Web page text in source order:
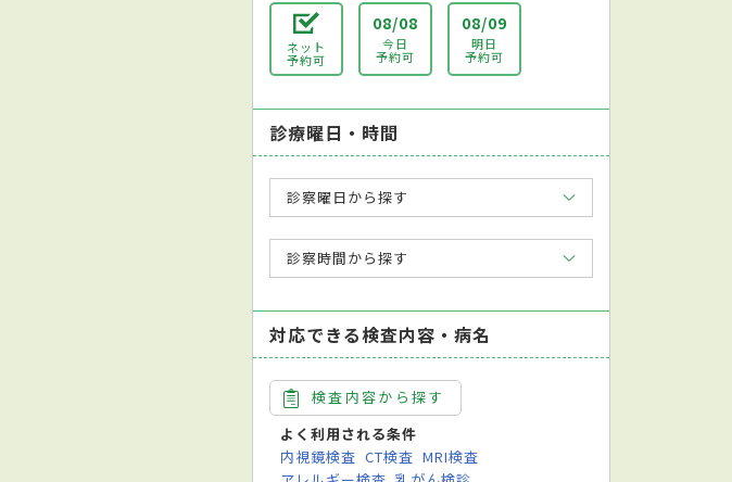
ネット
予約可
08/08
今日
予約可
08/09
明日
予約可
診療曜日・時間
診察曜日から探す
診察時間から探す
対応できる検査内容・病名
検査内容から探す
よく利用される条件
内視鏡検査 CT検査 MRI検査